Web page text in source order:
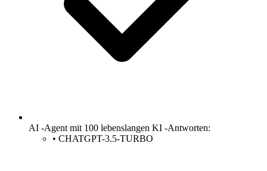
AI -Agent mit 100 lebenslangen KI -Antworten:
• CHATGPT-3.5-TURBO